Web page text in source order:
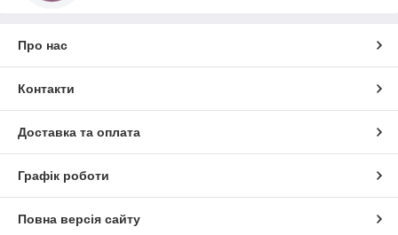
Про нас
Контакти
Доставка та оплата
Графік роботи
Повна версія сайту